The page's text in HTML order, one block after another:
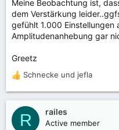
Meine Beobachtung ist,
dem Verstärkung
gefühlt 1.000 Einstellungen
Amplitudenanhebung gar
Greetz
R
e
a
k
t
Schnecke und jefla
R railes
Active member